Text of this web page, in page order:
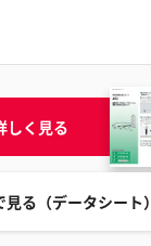
しく見る
る（データシート）